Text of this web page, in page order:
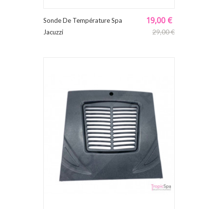
Sonde De Température Spa
Jacuzzi
19,00 €
29,00 €